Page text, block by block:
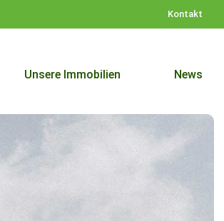
Kontakt
Unsere Immobilien News